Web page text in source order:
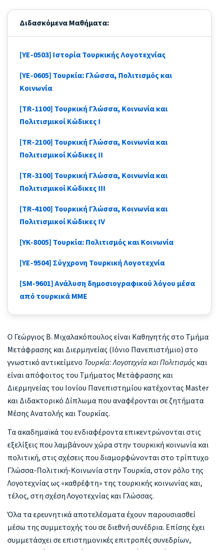
Διδασκόμενα Μαθήματα:
[YE-0503] Ιστορία Τουρκικής Λογοτεχνίας
[YE-0605] Τουρκία: Γλώσσα, Πολιτισμός και
Κοινωνία
[TR-1100] Τουρκική Γλώσσα, Κοινωνία και
Πολιτισμικοί Κώδικες I
[TR-2100] Τουρκική Γλώσσα, Κοινωνία και
Πολιτισμικοί Κώδικες II
[TR-3100] Τουρκική Γλώσσα, Κοινωνία και
Πολιτισμικοί Κώδικες III
[TR-4100] Τουρκική Γλώσσα, Κοινωνία και
Πολιτισμικοί Κώδικες IV
[YK-8005] Τουρκία: Πολιτισμός και Κοινωνία
[YE-9504] Σύγχρονη Τουρκική Λογοτεχνία
[SM-9601] Ανάλυση δημοσιογραφικού λόγου μέσα
από τουρκικά ΜΜΕ
Ο Γεώργιος B. Μιχαλακόπουλος είναι Καθηγητής στο Τμήμα
Μετάφρασης και Διερμηνείας (Ιόνιο Πανεπιστήμιο) στο
γνωστικό αντικείμενο Τουρκία: Λογοτεχνία και Πολιτισμόςκαι
είναι απόφοιτος του Τμήματος Μετάφρασης και
Διερμηνείας του Ιονίου Πανεπιστημίου κατέχοντας Master
και Διδακτορικό Δίπλωμα που αναφέρονται σε ζητήματα
Μέσης Ανατολής και Τουρκίας.
Τα ακαδημαϊκά του ενδιαφέροντα επικεντρώνονται στις
εξελίξεις που λαμβάνουν χώρα στην τουρκική κοινωνία και
πολιτική, στις σχέσεις που διαμορφώνονται στο τρίπτυχο
Γλώσσα-Πολιτική-Κοινωνία στην Τουρκία, στον ρόλο της
Λογοτεχνίας ως «καθρέφτη» της τουρκικής κοινωνίας και,
τέλος, στη σχέση Λογοτεχνίας και Γλώσσας.
Όλα τα ερευνητικά αποτελέσματα έχουν παρουσιασθεί
μέσω της συμμετοχής του σε διεθνή συνέδρια. Επίσης έχει
συμμετάσχει σε επιστημονικές επιτροπές συνεδρίων,